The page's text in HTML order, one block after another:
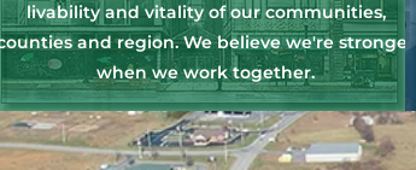
livability and vitality of our communities,
and region. We believe we're stronger
when we work together.